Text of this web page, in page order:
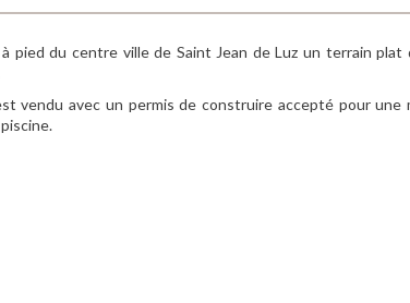
pied du centre ville de Saint Jean de Luz un terrain plat
vendu avec un permis de construire accepté pour une
piscine.